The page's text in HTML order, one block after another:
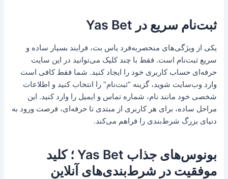
ثبت‌نام سریع در Yas Bet
یکی از ویژگی‌های منحصربه‌فرد یاس بت، فرایند بسیار ساده و
سریع ثبت‌نام است. فقط با چند کلیک می‌توانید در این سایت
حرفه‌ای حساب کاربری خود را ایجاد کنید. شما فقط کافی است
وارد وب‌سایت شوید، گزینه “ثبت‌نام” را انتخاب کنید و اطلاعات
شخصی خود مانند نام، شماره تماس و ایمیل را وارد کنید. این
مراحل ساده، برای هر کاربری از مبتدی تا حرفه‌ای، فرصت ورود به
دنیای بزرگ شرط‌بندی را فراهم می‌کند.
بونوس‌های جذاب Yas Bet ؛ کلید
موفقیت در شرط‌بندی‌های آنلاین